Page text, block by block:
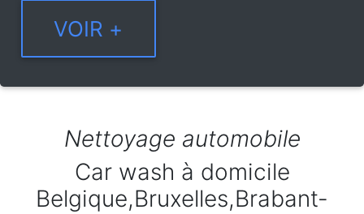
Nettoyage automobile
Car wash à domicile
Belgique,Bruxelles,Brabant-